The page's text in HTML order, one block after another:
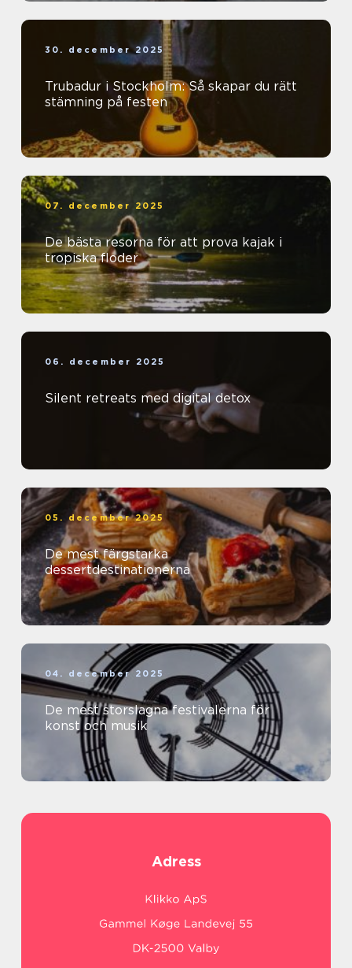
30. december 2025
Trubadur i Stockholm: Så skapar du rätt
stämning på festen
07. december 2025
De bästa resorna för att prova kajak i
tropiska floder
06. december 2025
Silent retreats med digital detox
05. december 2025
De mest färgstarka
dessertdestinationerna
04. december 2025
De mest storslagna festivalerna för
konst och musik
Adress